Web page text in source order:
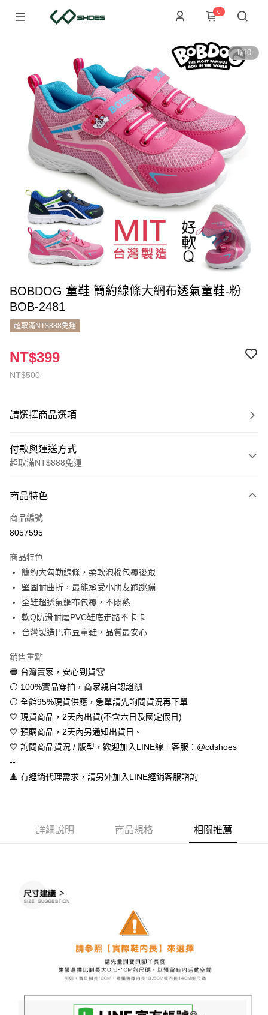
0
1/10
BOBDOG 童鞋 簡約線條大網布透氣童鞋-粉
BOB-2481
超取滿NT$888免運
NT$500
NT$399
請選擇商品選項
付款與運送方式
超取滿NT$888免運
信用卡一次付款
超商取貨付款
Apple Pay
街口支付
悠遊付
全盈+PAY
AFTEE先享後付
相關說明
【關於「AFTEE先享後付」】
AFTEE先享後付是「在收到商品之後才付款」的支付方式。 讓您購物簡單
便利好安心！
１．簡單：不需註冊會員、不需綁卡、不需儲值。
２．便利：只要手機號碼，簡訊認證，即可結帳。
【「AFTEE先享後付」結帳流程】
１．於結帳方式選擇「AFTEE先享後付」後，將跳轉至「AFTEE先享後付」
結帳頁面，進行簡訊認證並確認金額後，即可完成結帳。
※ 請注意：結帳手續完成當下不需立刻繳費，但若您需要取消訂單，請聯絡
【注意事項】
１．透過由恩沛科技股份有限公司提供之「AFTEE先享後付」服務完成之交
易，需依本服務之必要範圍內提供個人資料，並將交易相關給付款項請求債
權轉讓予恩沛科技股份有限公司。
２．關於個人資料處理事宜，請瀏覽以下網址：
３．未成年的使用者請事先徵得法定代理人或監護人之同意方可使用
「AFTEE先享後付」，若未經同意申辦者引起之損失，本公司不負相關責
時審查核予不同之上限額度；若仍有額度不足之情形，本公司將視審查結果
全家取貨付款
每筆NT$60，滿NT$888(含以上)免運費
付款後全家取貨
每筆NT$60，滿NT$888(含以上)免運費
宅配
每筆NT$100，滿NT$999(含以上)免運費
商品特色
商品編號
8057595
商品特色
簡約大勾勒線條，柔軟泡棉包覆後跟
堅固耐曲折，最能承受小朋友跑跳蹦
全鞋超透氣網布包覆，不悶熱
軟Q防滑耐磨PVC鞋底走路不卡卡
台灣製造巴布豆童鞋，品質最安心
銷售重點
🔵 台灣賣家，安心到貨🏆
⚪ 100%實品穿拍，商家親自認證🙌
⚪ 全館95%現貨供應，急單請先詢問貨況再下單
💛 現貨商品，2天內出貨(不含六日及國定假日)
💛 預購商品，2天內另通知出貨日。
💛 詢問商品貨況 / 版型，歡迎加入LINE線上客服：@cdshoes
--
🔺 有經銷代理需求，請另外加入LINE經銷客服諮詢
詳細說明 商品規格 相關推薦